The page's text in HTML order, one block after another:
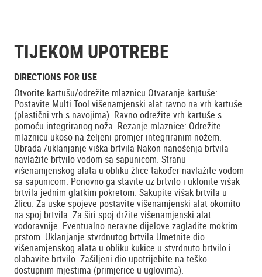
TIJEKOM UPOTREBE
DIRECTIONS FOR USE
Otvorite kartušu/odrežite mlaznicu Otvaranje kartuše:
Postavite Multi Tool višenamjenski alat ravno na vrh kartuše
(plastični vrh s navojima). Ravno odrežite vrh kartuše s
pomoću integriranog noža. Rezanje mlaznice: Odrežite
mlaznicu ukoso na željeni promjer integriranim nožem.
Obrada /uklanjanje viška brtvila Nakon nanošenja brtvila
navlažite brtvilo vodom sa sapunicom. Stranu
višenamjenskog alata u obliku žlice također navlažite vodom
sa sapunicom. Ponovno ga stavite uz brtvilo i uklonite višak
brtvila jednim glatkim pokretom. Sakupite višak brtvila u
žlicu. Za uske spojeve postavite višenamjenski alat okomito
na spoj brtvila. Za širi spoj držite višenamjenski alat
vodoravnije. Eventualno neravne dijelove zagladite mokrim
prstom. Uklanjanje stvrdnutog brtvila Umetnite dio
višenamjenskog alata u obliku kukice u stvrdnuto brtvilo i
olabavite brtvilo. Zašiljeni dio upotrijebite na teško
dostupnim mjestima (primjerice u uglovima).